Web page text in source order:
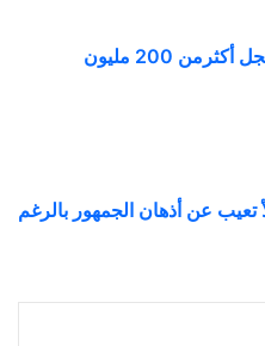
دخولي رايق لمحمد سعد تسجل أكثرمن 200 مليون
عن أذهان الجمهور بالرغم